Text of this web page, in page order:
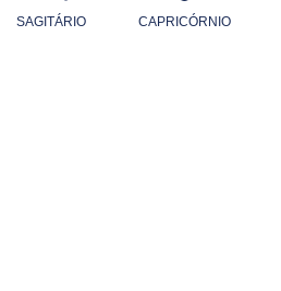
SAGITÁRIO CAPRICÓRNIO